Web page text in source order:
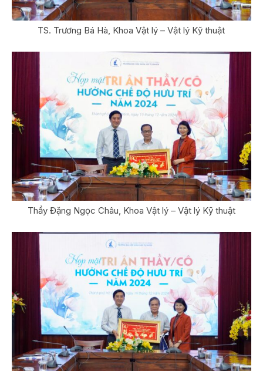
TS. Trương Bá Hà, Khoa Vật lý – Vật lý Kỹ thuật
Thầy Đặng Ngọc Châu, Khoa Vật lý – Vật lý Kỹ thuật